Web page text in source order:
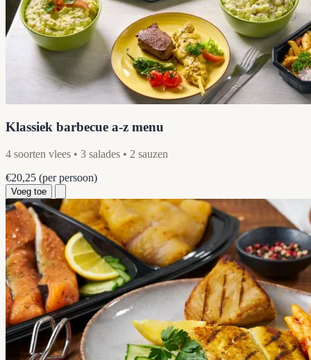
Klassiek barbecue a-z menu
4 soorten vlees • 3 salades • 2 sauzen
€20,25 (per persoon)
Voeg toe